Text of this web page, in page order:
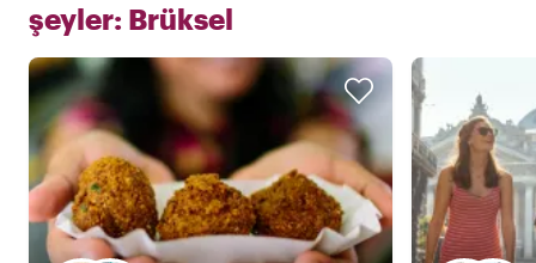
şeyler: Brüksel